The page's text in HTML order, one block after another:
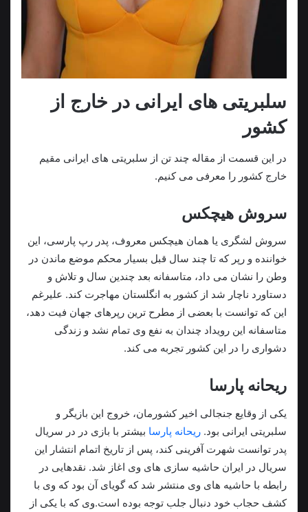
سلبریتی های ایرانی در خارج از
کشور
در این قسمت از مقاله چند تن از سلبریتی های ایرانی مقیم
خارج کشور را معرفی می کنیم.
سروش هیچکس
سروش لشگری یا همان هیچکس معروف، پدر رپ پارسی، این
خواننده و رپر که تا چند سال قبل بسیار محکم موضع ماندن در
وطن را نشان می داد، متاسفانه بعد چندین سال و تلاش و
دستاورد ناچار شد از کشور به انگلستان مهاجرت کند. علیرغم
این که توانست با بعضی از مطرح ترین رپرهای جهان فیت دهد،
متاسفانه این رویداد چندان به نفع وی تمام نشد و زندگی
دشواری را در این کشور تجربه می کند.
ریحانه پارسا
یکی از وقایع جنجالی اخیر کشورمان، خروج این بازیگر و
سلبریتی ایرانی بود. ریحانه پارسا بیشتر با بازی در در سریال
پدر توانست شهرت آفرینی کند، پس از تاریخ اتمام انتشار این
سریال در ایران حاشیه سازی های وی اغاز شد. نقدهایی در
رابطه با حاشیه های وی منتشر شد که گویای آن بود که وی با
کشف حجاب خود دنبال جلب توجه بوده است.وی که با یکی از